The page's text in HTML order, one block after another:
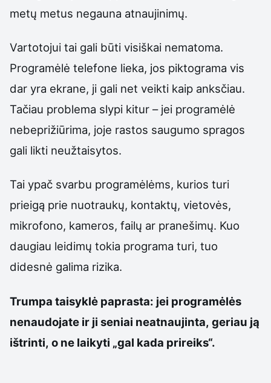
metų metus negauna atnaujinimų.
Vartotojui tai gali būti visiškai nematoma.
Programėlė telefone lieka, jos piktograma vis
dar yra ekrane, ji gali net veikti kaip anksčiau.
Tačiau problema slypi kitur – jei programėlė
nebeprižiūrima, joje rastos saugumo spragos
gali likti neužtaisytos.
Tai ypač svarbu programėlėms, kurios turi
prieigą prie nuotraukų, kontaktų, vietovės,
mikrofono, kameros, failų ar pranešimų. Kuo
daugiau leidimų tokia programa turi, tuo
didesnė galima rizika.
Trumpa taisyklė paprasta: jei programėlės
nenaudojate ir ji seniai neatnaujinta, geriau ją
ištrinti, o ne laikyti „gal kada prireiks“.